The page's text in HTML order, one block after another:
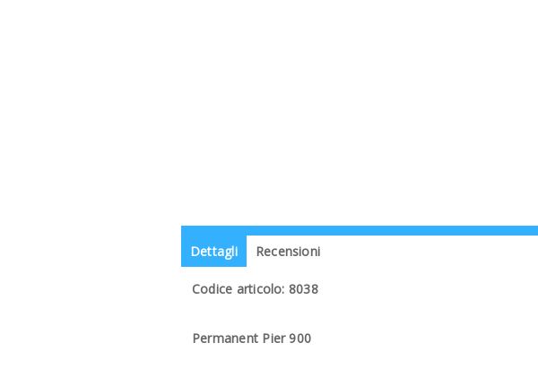
Dettagli Recensioni
Codice articolo: 8038
Permanent Pier 900